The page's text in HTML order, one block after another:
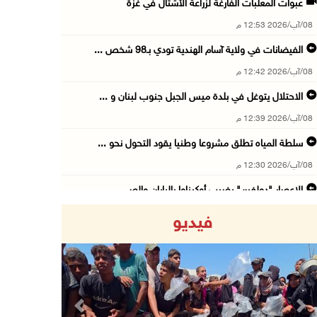
عبوات المعلبات الفارغة لزراعة الأشتال في غزة
08/آب/2026 12:53 م
الفيضانات في ولاية آسام الهندية تودي بـ98 شخص ...
08/آب/2026 12:42 م
الاحتلال يتوغل في بلدة ميس الجبل جنوب لبنان و ...
08/آب/2026 12:39 م
سلطة المياه تطلق مشروعا وطنيا يقود التحول نحو ...
08/آب/2026 12:30 م
الإعصار "دولفين" يضرب أوكيناوا باليابان والصي ...
08/آب/2026 11:44 ص
الاحتلال يواصل تجريف أراضٍ في سنجل شمال رام ...
08/آب/2026 11:35 ص
فيديو
Previous Next